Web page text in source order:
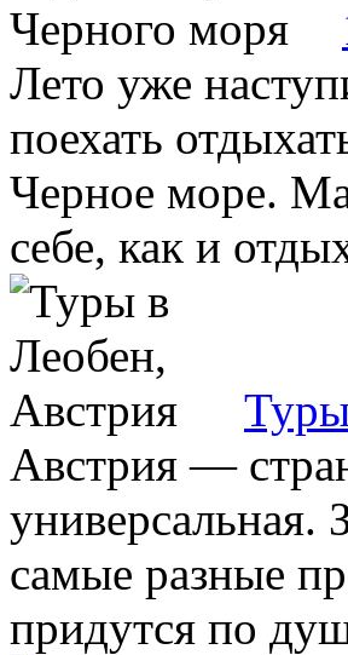
Лето уже
поехать
Черное море.
себе, как и
Австрия —
универсальная.
самые разные
придутся по